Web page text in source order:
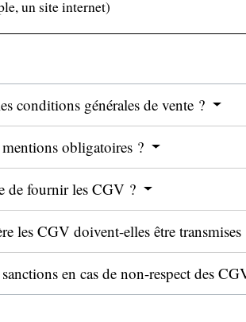
un site internet)
conditions générales de vente ?
obligatoires ?
de fournir les CGV ?
les CGV doivent-elles être transmises
en cas de non-respect des